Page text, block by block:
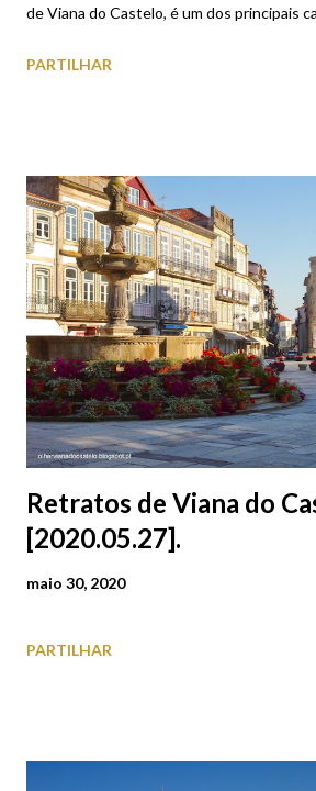
de Viana do Castelo, é um dos principais
diferentes daquele que os turistas mais
PARTILHAR
Retratos de Viana do
[2020.05.27].
maio 30, 2020
PARTILHAR